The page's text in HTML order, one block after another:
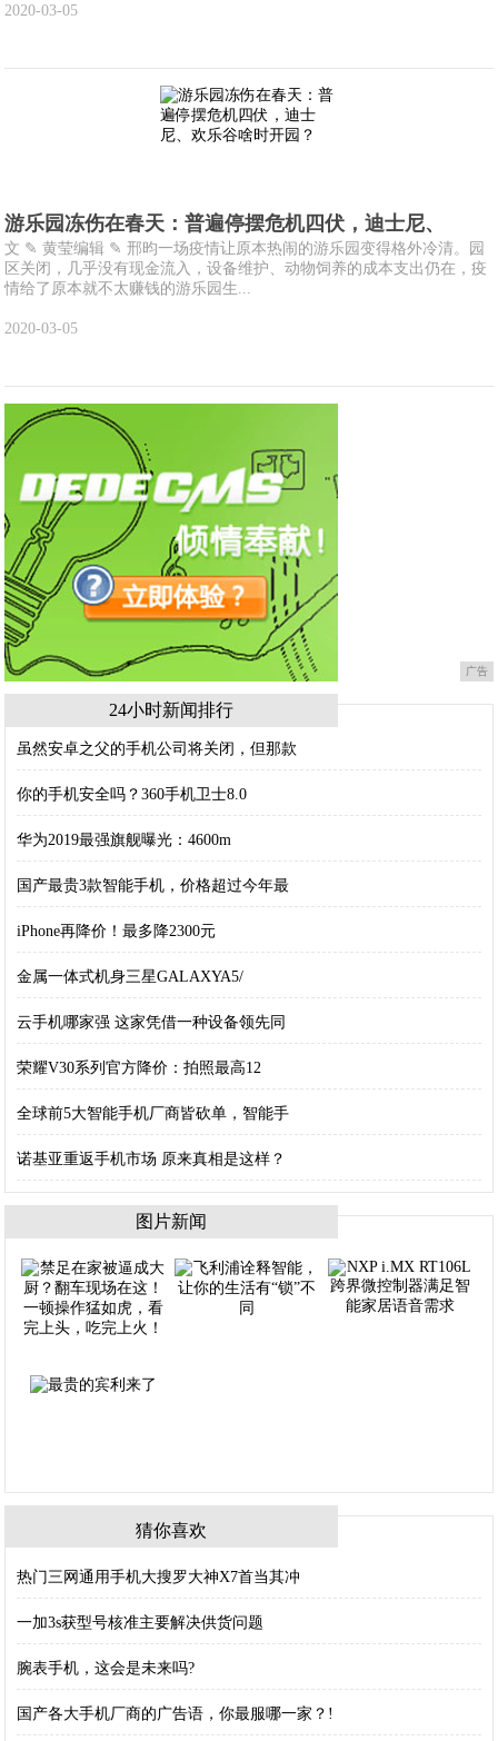
2020-03-05
游乐园冻伤在春天：普遍停摆危机四伏，迪士尼、
文 ✎ 黄莹编辑 ✎ 邢昀一场疫情让原本热闹的游乐园变得格外冷清。园
区关闭，几乎没有现金流入，设备维护、动物饲养的成本支出仍在，疫
情给了原本就不太赚钱的游乐园生...
2020-03-05
广告
24小时新闻排行
虽然安卓之父的手机公司将关闭，但那款
你的手机安全吗？360手机卫士8.0
华为2019最强旗舰曝光：4600m
国产最贵3款智能手机，价格超过今年最
iPhone再降价！最多降2300元
金属一体式机身三星GALAXYA5/
云手机哪家强 这家凭借一种设备领先同
荣耀V30系列官方降价：拍照最高12
全球前5大智能手机厂商皆砍单，智能手
诺基亚重返手机市场 原来真相是这样？
图片新闻
猜你喜欢
热门三网通用手机大搜罗大神X7首当其冲
一加3s获型号核准主要解决供货问题
腕表手机，这会是未来吗?
国产各大手机厂商的广告语，你最服哪一家？!